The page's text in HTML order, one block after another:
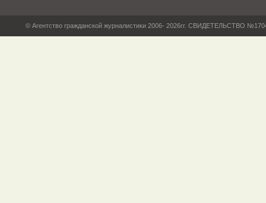
© Агентство гражданской журналистики 2006- 2026гг. СВИДЕТЕЛЬСТВО